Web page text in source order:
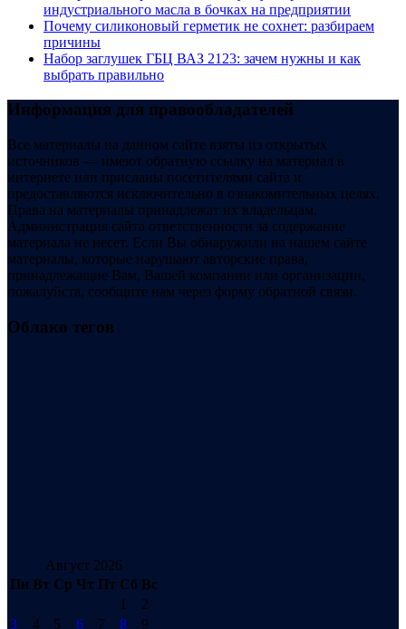
индустриального масла в бочках на предприятии
Почему силиконовый герметик не сохнет: разбираем
причины
Набор заглушек ГБЦ ВАЗ 2123: зачем нужны и как
выбрать правильно
Информация для правообладателей
Все материалы на данном сайте взяты из открытых
источников — имеют обратную ссылку на материал в
интернете или присланы посетителями сайта и
предоставляются исключительно в ознакомительных целях.
Права на материалы принадлежат их владельцам.
Администрация сайта ответственности за содержание
материала не несет. Если Вы обнаружили на нашем сайте
материалы, которые нарушают авторские права,
принадлежащие Вам, Вашей компании или организации,
пожалуйста, сообщите нам через форму обратной связи.
Облако тегов
Август 2026
Пн Вт Ср Чт Пт Сб Вс
1
2
3
4 5 6 7 8
9